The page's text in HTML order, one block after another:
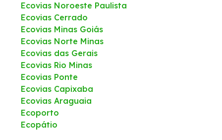
Ecovias Noroeste Paulista
Ecovias Cerrado
Ecovias Minas Goiás
Ecovias Norte Minas
Ecovias das Gerais
Ecovias Rio Minas
Ecovias Ponte
Ecovias Capixaba
Ecovias Araguaia
Ecoporto
Ecopátio